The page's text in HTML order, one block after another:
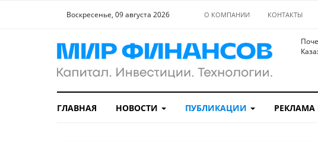
Воскресенье, 09 августа 2026 О КОМПАНИИ КОНТАКТЫ
ГЛАВНАЯ НОВОСТИ ПУБЛИКАЦИИ РЕКЛАМА